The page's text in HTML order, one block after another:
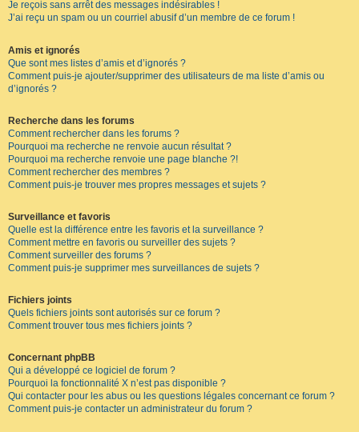
Je reçois sans arrêt des messages indésirables !
J’ai reçu un spam ou un courriel abusif d’un membre de ce forum !
Amis et ignorés
Que sont mes listes d’amis et d’ignorés ?
Comment puis-je ajouter/supprimer des utilisateurs de ma liste d’amis ou
d’ignorés ?
Recherche dans les forums
Comment rechercher dans les forums ?
Pourquoi ma recherche ne renvoie aucun résultat ?
Pourquoi ma recherche renvoie une page blanche ?!
Comment rechercher des membres ?
Comment puis-je trouver mes propres messages et sujets ?
Surveillance et favoris
Quelle est la différence entre les favoris et la surveillance ?
Comment mettre en favoris ou surveiller des sujets ?
Comment surveiller des forums ?
Comment puis-je supprimer mes surveillances de sujets ?
Fichiers joints
Quels fichiers joints sont autorisés sur ce forum ?
Comment trouver tous mes fichiers joints ?
Concernant phpBB
Qui a développé ce logiciel de forum ?
Pourquoi la fonctionnalité X n’est pas disponible ?
Qui contacter pour les abus ou les questions légales concernant ce forum ?
Comment puis-je contacter un administrateur du forum ?